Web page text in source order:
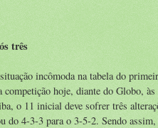
três
incômoda na tabela do
hoje, diante do Globo,
o 11 inicial deve sofrer três
do 4-3-3 para o 3-5-2. Sendo